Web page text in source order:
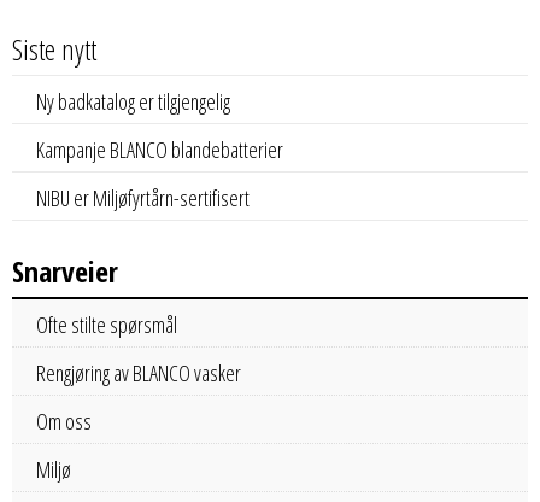
Siste nytt
Ny badkatalog er tilgjengelig
Kampanje BLANCO blandebatterier
NIBU er Miljøfyrtårn-sertifisert
Snarveier
Ofte stilte spørsmål
Rengjøring av BLANCO vasker
Om oss
Miljø